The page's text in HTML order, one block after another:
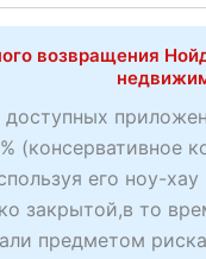
o
u
t
К
а
к
а
я
возвращения
(консервативное
его ноу-
закрытой,в то
предметом